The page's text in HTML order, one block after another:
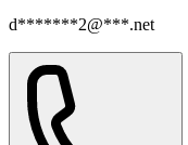
d*******2@***.net